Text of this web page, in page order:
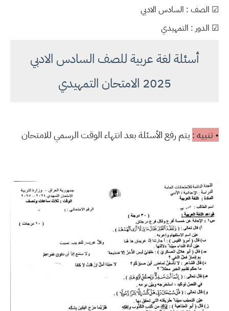
☑ الصف : السادس الادبي
☑ الدور : التمهيدي
أسئلة لغة عربية للصف السادس الادبي
2025 الامتحان التمهيدي
• تنبيه : يتم رفع الأسئلة بعد انتهاء الوقت الرسمي للامتحان